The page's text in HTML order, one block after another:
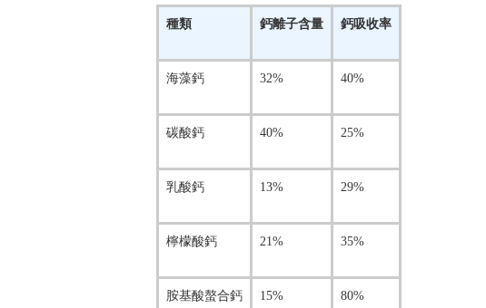
種類 鈣離子含量 鈣吸收率
海藻鈣 32% 40%
碳酸鈣 40% 25%
乳酸鈣 13% 29%
檸檬酸鈣 21% 35%
胺基酸螯合鈣 15% 80%